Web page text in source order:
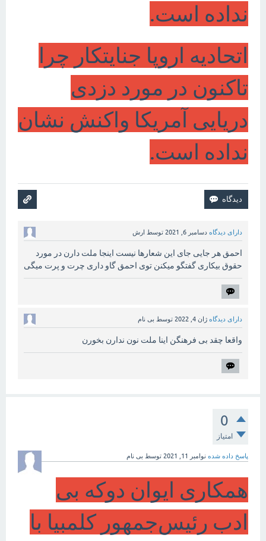
نداده است.
اتحادیه اروپا جنایتکار چرا
تاکنون در مورد دزدی
دریایی آمریکا واکنش نشان
نداده است.
دارای دیدگاه دسامبر 6, 2021 توسط ارش
احمق هر جایی جای این شعارها نیست اینجا ملت دارن در مورد
حقوق بیکاری گفتگو میکنن توی احمق گاو داری چرت و پرت میگی
دارای دیدگاه ژان 4, 2022 توسط بی نام
واقعا چقد بی فرهنگن اینا ملت نون ندارن بخورن
0
امتیاز
پاسخ داده شده نوامبر 11, 2021 توسط بی نام
همکاری ایوان دوکه بی
ادب رئیس‌جمهور کلمبیا با